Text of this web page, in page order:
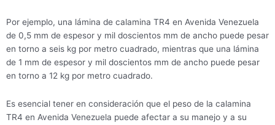
Por ejemplo, una lámina de calamina TR4 en Avenida Venezuela
de 0,5 mm de espesor y mil doscientos mm de ancho puede pesar
en torno a seis kg por metro cuadrado, mientras que una lámina
de 1 mm de espesor y mil doscientos mm de ancho puede pesar
en torno a 12 kg por metro cuadrado.
Es esencial tener en consideración que el peso de la calamina
TR4 en Avenida Venezuela puede afectar a su manejo y a su